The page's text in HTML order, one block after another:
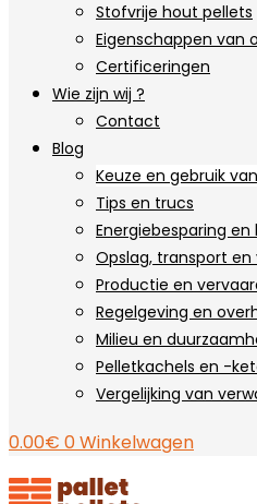
Stofvrije hout pellets
Eigenschappen van
Certificeringen
Wie zijn wij ?
Contact
Blog
Keuze en gebruik
Tips en trucs
Energiebesparing
Opslag, transport en
Productie en
Regelgeving en
Milieu en
Pelletkachels en -
Vergelijking van
0.00€ 0Winkelwagen